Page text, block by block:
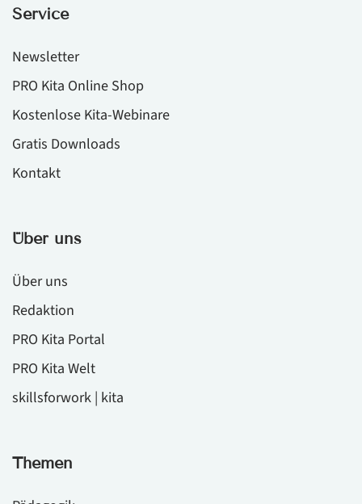
Service
Newsletter
PRO Kita Online Shop
Kostenlose Kita-Webinare
Gratis Downloads
Kontakt
Über uns
Über uns
Redaktion
PRO Kita Portal
PRO Kita Welt
skillsforwork | kita
Themen